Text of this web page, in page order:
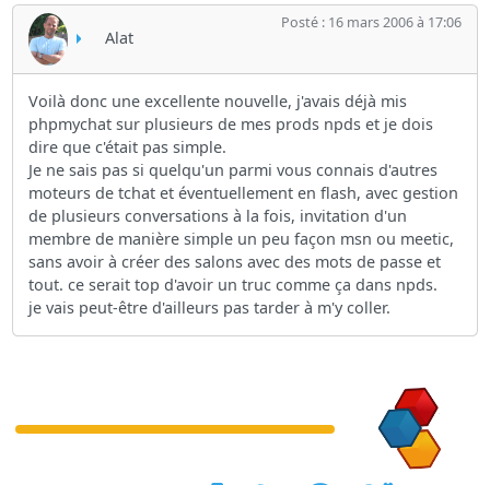
Alat
Posté : 16 mars 2006 à 17:06
Voilà donc une excellente nouvelle, j'avais déjà mis
phpmychat sur plusieurs de mes prods npds et je dois
dire que c'était pas simple.
Je ne sais pas si quelqu'un parmi vous connais d'autres
moteurs de tchat et éventuellement en flash, avec gestion
de plusieurs conversations à la fois, invitation d'un
membre de manière simple un peu façon msn ou meetic,
sans avoir à créer des salons avec des mots de passe et
tout. ce serait top d'avoir un truc comme ça dans npds.
je vais peut-être d'ailleurs pas tarder à m'y coller.